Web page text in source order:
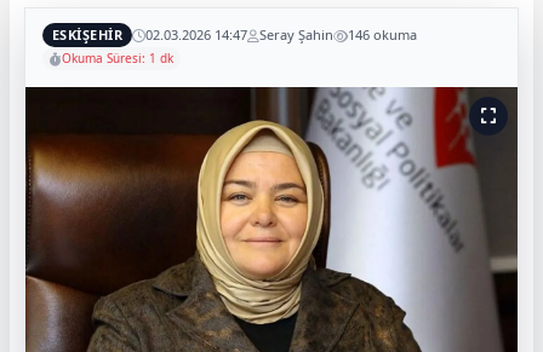
ESKİŞEHİR 02.03.2026 14:47 Seray Şahin 146 okuma
Okuma Süresi: 1 dk